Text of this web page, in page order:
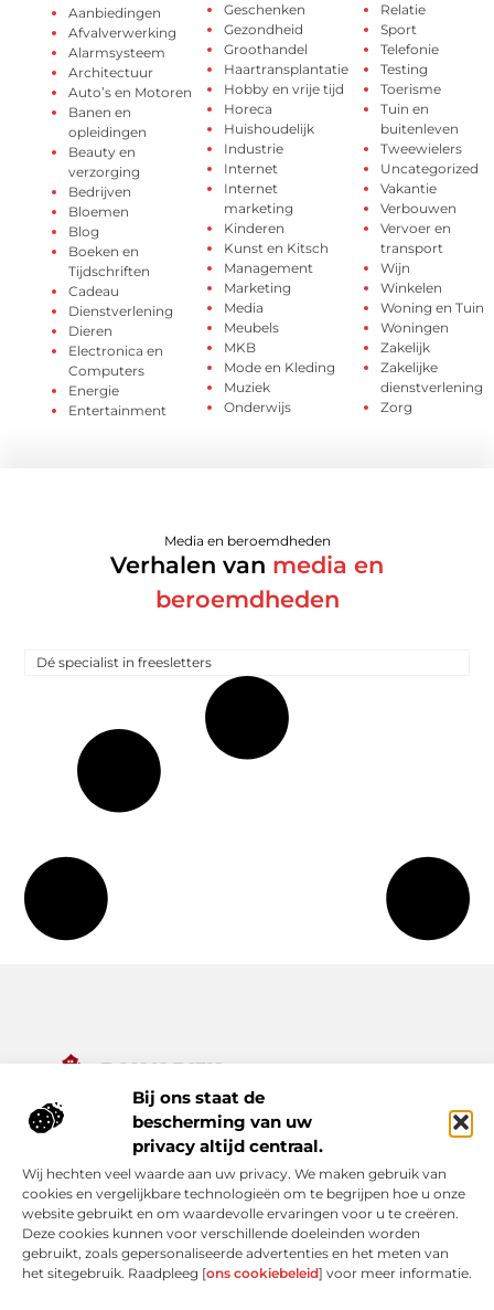
Bij ons staat de
bescherming van uw
privacy altijd centraal.
Wij hechten veel waarde aan uw privacy. We maken gebruik van
cookies en vergelijkbare technologieën om te begrijpen hoe u onze
website gebruikt en om waardevolle ervaringen voor u te creëren.
Deze cookies kunnen voor verschillende doeleinden worden
gebruikt, zoals gepersonaliseerde advertenties en het meten van
het sitegebruik. Raadpleeg [ons cookiebeleid] voor meer informatie.
Aanbiedingen
Afvalverwerking
Alarmsysteem
Architectuur
Auto’s en Motoren
Banen en
opleidingen
Beauty en
verzorging
Bedrijven
Bloemen
Blog
Boeken en
Tijdschriften
Cadeau
Dienstverlening
Dieren
Electronica en
Computers
Energie
Entertainment
Geschenken
Gezondheid
Groothandel
Haartransplantatie
Hobby en vrije tijd
Horeca
Huishoudelijk
Industrie
Internet
Internet
marketing
Kinderen
Kunst en Kitsch
Management
Marketing
Media
Meubels
MKB
Mode en Kleding
Muziek
Onderwijs
Relatie
Sport
Telefonie
Testing
Toerisme
Tuin en
buitenleven
Tweewielers
Uncategorized
Vakantie
Verbouwen
Vervoer en
transport
Wijn
Winkelen
Woning en Tuin
Woningen
Zakelijk
Zakelijke
dienstverlening
Zorg
Media en beroemdheden
Verhalen van media en
beroemdheden
Dé specialist in freesletters
Alles wat je nodig hebt voor een rijker dagelijks leven.
Ontdek een diverse verzameling van blogs en artikelen die je
inspireren, informeren en verrijken – van praktische tips tot
bijzondere verhalen.
Bericht categorie